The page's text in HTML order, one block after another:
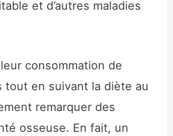
et d’autres maladies
consommation de
tout en suivant la diète au
remarquer des
osseuse. En fait, un